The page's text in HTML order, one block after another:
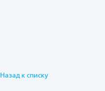
Назад к списку